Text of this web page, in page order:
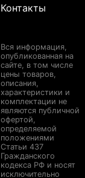
Контакты
Вся информация,
опубликованная на
сайте, в том числе
цены товаров,
описания,
характеристики и
комплектации не
являются публичной
офертой,
определяемой
положениями
Статьи 437
Гражданского
кодекса РФ и носят
исключительно